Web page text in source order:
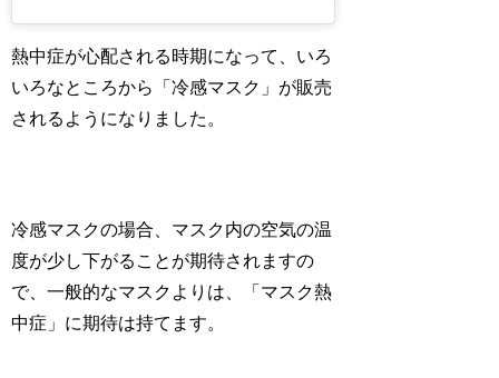
熱中症が心配される時期になって、いろ
いろなところから「冷感マスク」が販売
されるようになりました。
冷感マスクの場合、マスク内の空気の温
度が少し下がることが期待されますの
で、一般的なマスクよりは、「マスク熱
中症」に期待は持てます。